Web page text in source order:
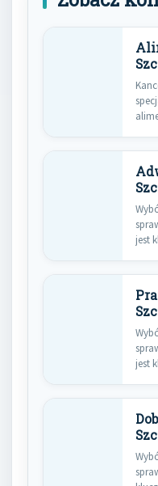
jest
jest